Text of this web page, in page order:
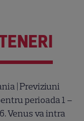
| Previziuni
perioada 1 –
Venus va intra